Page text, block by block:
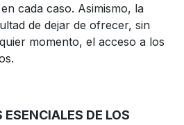
cada caso. Asimismo, la
de dejar de ofrecer, sin
momento, el acceso a los
DE LOS